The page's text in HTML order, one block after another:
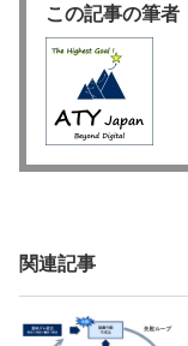
この記事の筆者
関連記事